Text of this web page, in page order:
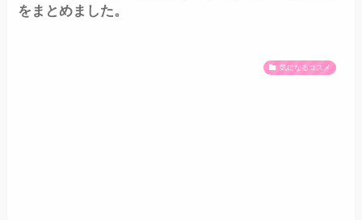
をまとめました。
気になるコスメ